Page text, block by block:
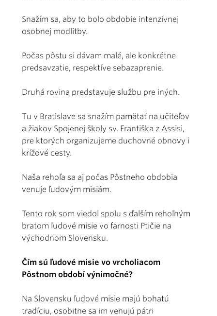
Snažím sa, aby to bolo obdobie intenzívnej
osobnej modlitby.
Počas pôstu si dávam malé, ale konkrétne
predsavzatie, respektíve sebazaprenie.
Druhá rovina predstavuje službu pre iných.
Tu v Bratislave sa snažím pamätať na učiteľov
a žiakov Spojenej školy sv. Františka z Assisi,
pre ktorých organizujeme duchovné obnovy i
krížové cesty.
Naša rehoľa sa aj počas Pôstneho obdobia
venuje ľudovým misiám.
Tento rok som viedol spolu s ďalším rehoľným
bratom ľudové misie vo farnosti Ptičie na
východnom Slovensku.
Čím sú ľudové misie vo vrcholiacom
Pôstnom období výnimočné?
Na Slovensku ľudové misie majú bohatú
tradíciu, osobitne sa im venujú pátri